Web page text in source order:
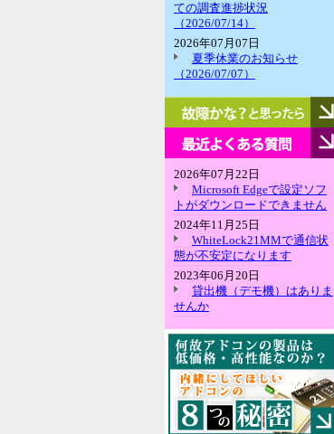
ての調査進捗状況
（2026/07/14）
2026年07月07日
夏季休業のお知らせ
（2026/07/07）
な？
思
っ
た
ら
く
あ
る
質
問
2026年07月22日
Microsoft Edgeで設定ソフ
トがダウンロードできません
2024年11月25日
WhiteLock21MMで通信状
態が不安定になります
2023年06月20日
貸出機（デモ機）はありま
せんか